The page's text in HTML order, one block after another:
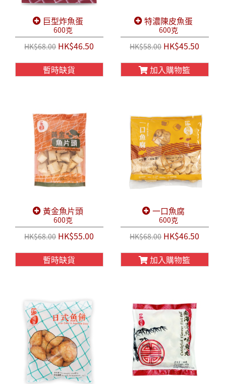
巨型炸魚蛋
600克
HK$68.00HK$46.50
暫時缺貨
特濃陳皮魚蛋
600克
HK$58.00HK$45.50
加入購物籃
黃金魚片頭
600克
HK$68.00HK$55.00
暫時缺貨
一口魚腐
600克
HK$68.00HK$46.50
加入購物籃